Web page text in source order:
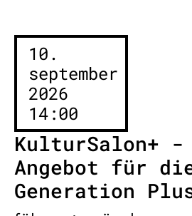
10.
september
2026
14:00
KulturSalon+
Angebot für
Generation